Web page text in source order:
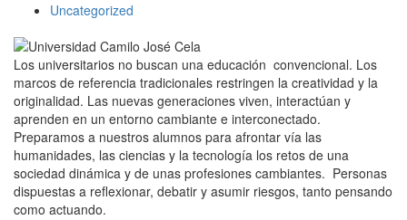
Uncategorized
Los universitarios no buscan una educación convencional. Los
marcos de referencia tradicionales restringen la creatividad y la
originalidad. Las nuevas generaciones viven, interactúan y
aprenden en un entorno cambiante e interconectado.
Preparamos a nuestros alumnos para afrontar vía las
humanidades, las ciencias y la tecnología los retos de una
sociedad dinámica y de unas profesiones cambiantes. Personas
dispuestas a reflexionar, debatir y asumir riesgos, tanto pensando
como actuando.